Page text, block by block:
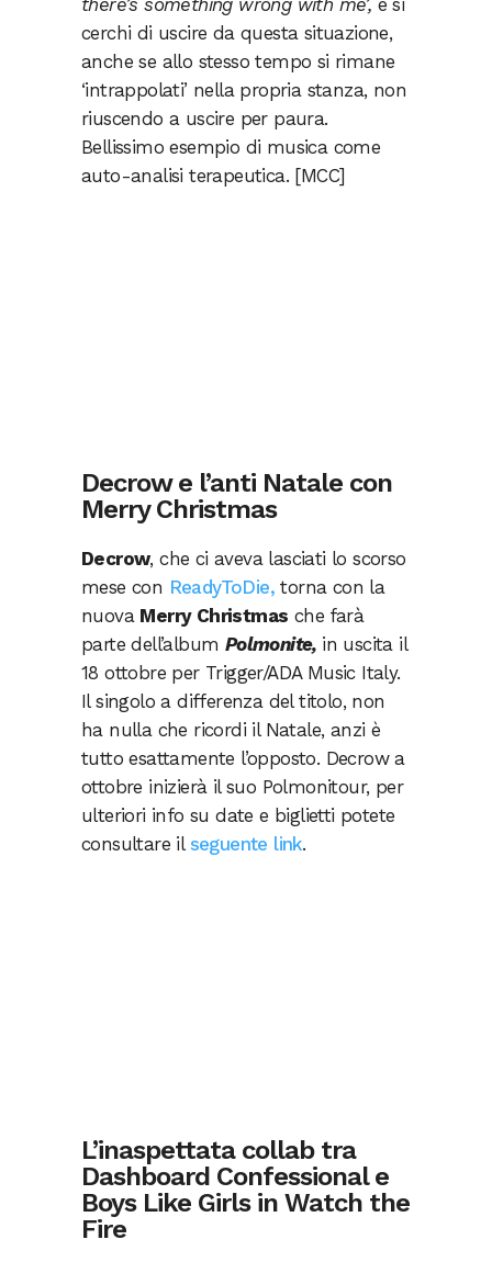
cerchi di uscire da questa situazione,
anche se allo stesso tempo si rimane
‘intrappolati’ nella propria stanza, non
riuscendo a uscire per paura.
Bellissimo esempio di musica come
auto-analisi terapeutica. [MCC]
Decrow e l’anti Natale con
Merry Christmas
Decrow, che ci aveva lasciati lo scorso
mese con ReadyToDie, torna con la
nuova Merry Christmas che farà
parte dell’album Polmonite, in uscita il
18 ottobre per Trigger/ADA Music Italy.
Il singolo a differenza del titolo, non
ha nulla che ricordi il Natale, anzi è
tutto esattamente l’opposto. Decrow a
ottobre inizierà il suo Polmonitour, per
ulteriori info su date e biglietti potete
consultare il seguente link.
L’inaspettata collab tra
Dashboard Confessional e
Boys Like Girls in Watch the
Fire